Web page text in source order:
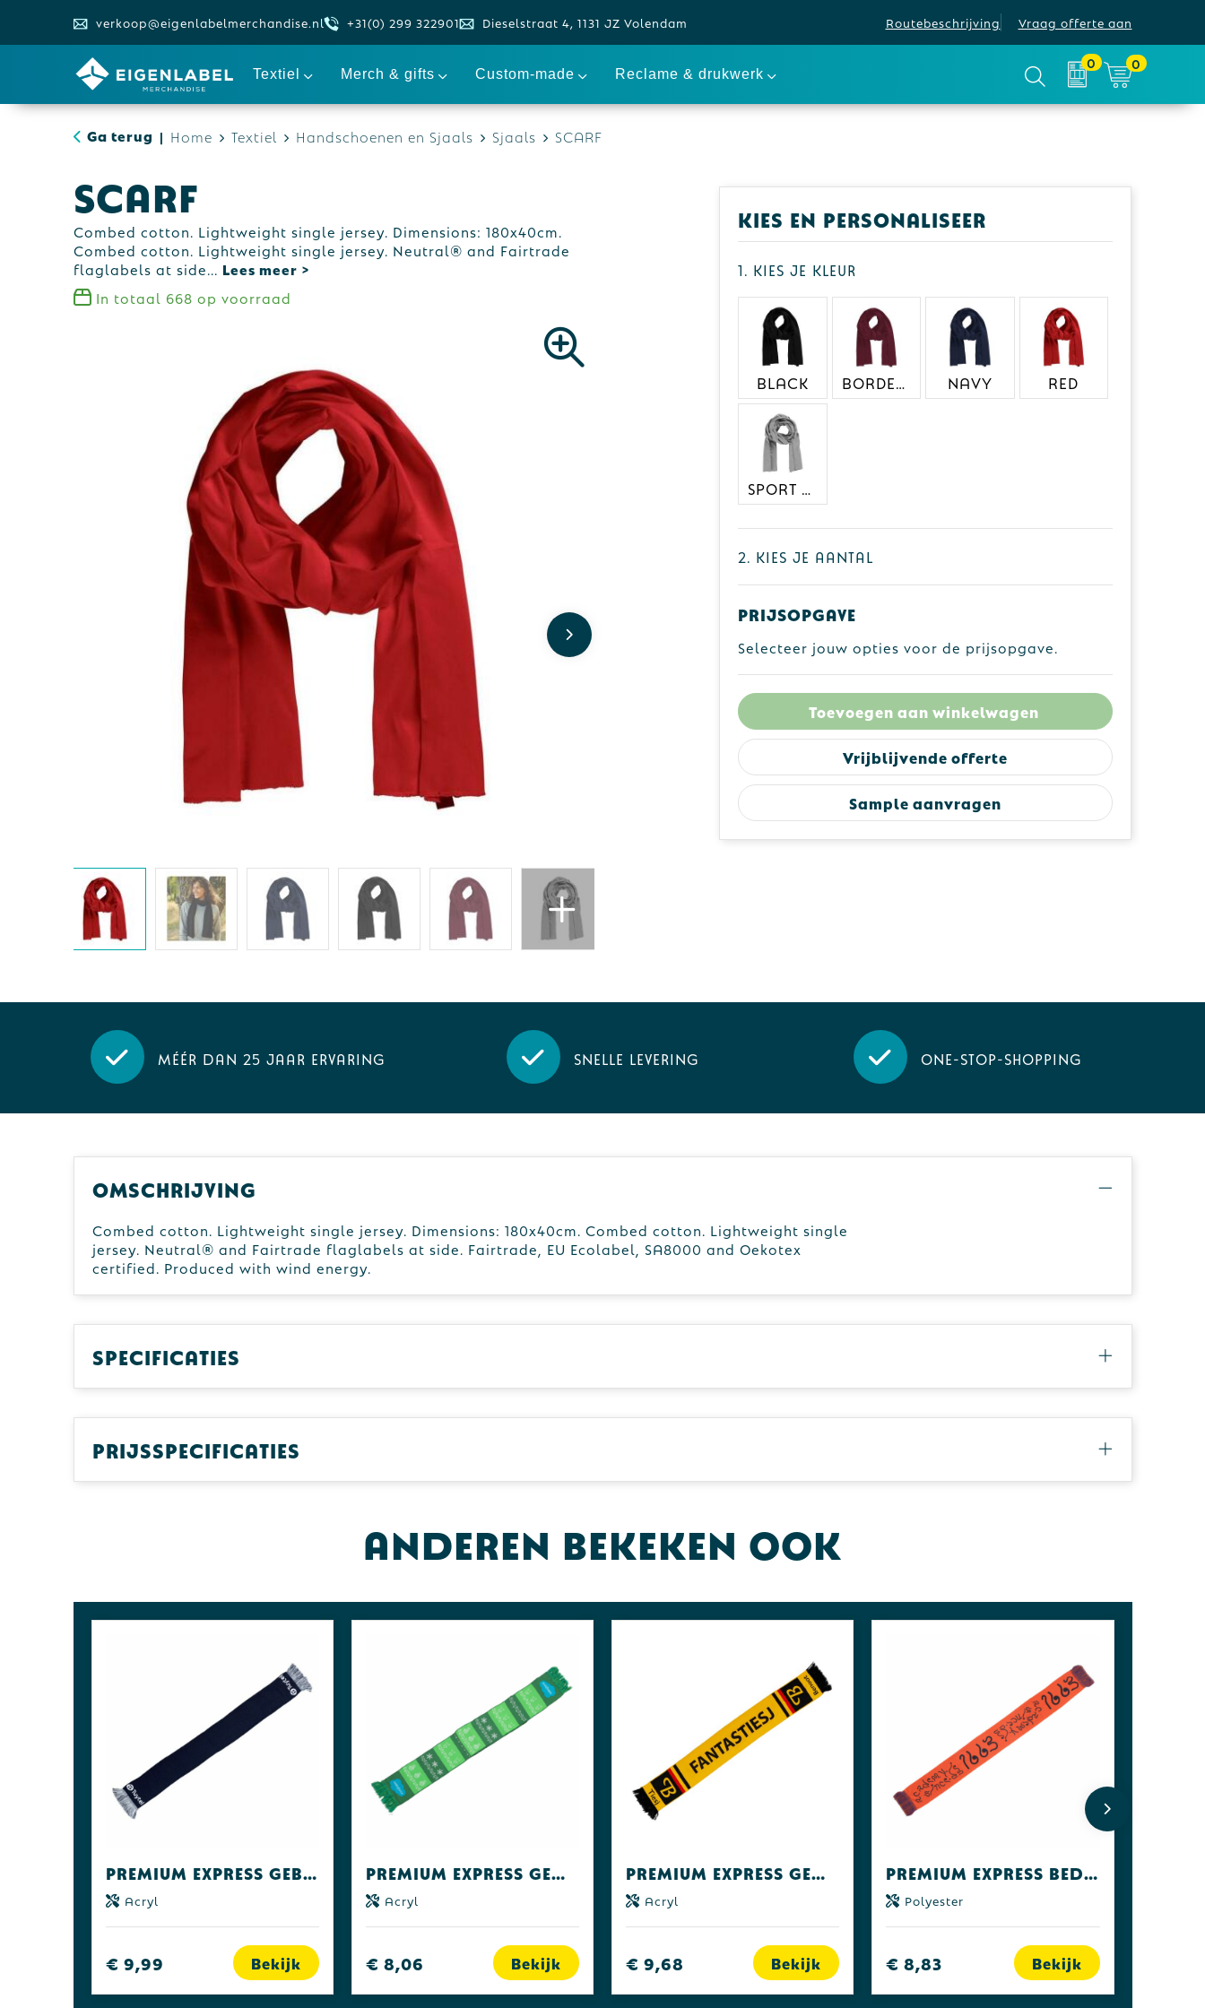
verkoop@eigenlabelmerchandise.nl +31(0) 299 322901 Dieselstraat 4, 1131 JZ Volendam Routebeschrijving Vraag offerte aan
Textiel Merch & gifts Custom-made Reclame & drukwerk
0 0
Ga terug | Home Textiel Handschoenen en Sjaals Sjaals SCARF
SCARF
Combed cotton. Lightweight single jersey. Dimensions: 180x40cm.
Combed cotton. Lightweight single jersey. Neutral® and Fairtrade
flaglabels at side
In totaal 668 op voorraad
Kies en personaliseer
1. Kies je kleur
BLACK NAVY RED
SPORT GREY
2. Kies je aantal
Prijsopgave
Selecteer jouw opties voor de prijsopgave.
Toevoegen aan winkelwagen
Vrijblijvende offerte
Sample aanvragen
Méér dan 25 jaar ervaring Snelle levering One-stop-shopping
Omschrijving
Combed cotton. Lightweight single jersey. Dimensions: 180x40cm. Combed cotton. Lightweight single
jersey. Neutral® and Fairtrade flaglabels at side. Fairtrade, EU Ecolabel, SA8000 and Oekotex
certified. Produced with wind energy.
Specificaties
Prijsspecificaties
Anderen bekeken ook
Premium Express Gebreide sjaals
Acryl
€ 9,99 Bekijk
Premium Express Geweven sjaal enkelzijdig
Acryl
€ 8,06 Bekijk
Premium Express Geweven sjaal dubbelzijdig
Acryl
€ 9,68 Bekijk
Premium Express Bedrukte sjaal
Polyester
€ 8,83 Bekijk